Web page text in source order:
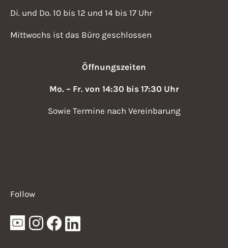
Di. und Do. 10 bis 12 und 14 bis 17 Uhr
Mittwochs ist das Büro geschlossen
Öffnungszeiten
Mo. – Fr. von 14:30 bis 17:30 Uhr
Sowie Termine nach Vereinbarung
Follow